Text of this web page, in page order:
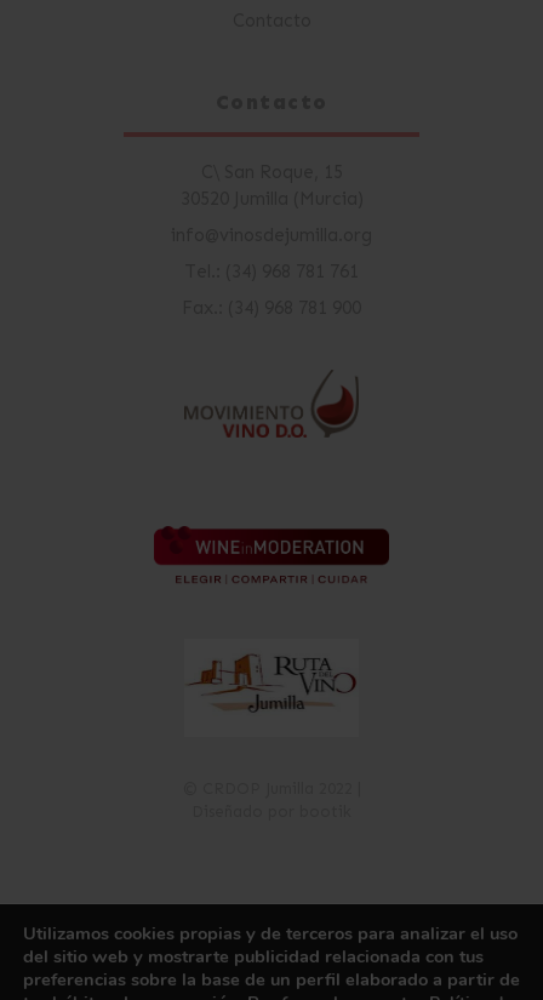
Política de PrivacidadPolítica de CookiesAviso Legal
Registro de Actividades de TratamientoCanal de información
Utilizamos cookies propias y de terceros para analizar el uso
del sitio web y mostrarte publicidad relacionada con tus
preferencias sobre la base de un perfil elaborado a partir de